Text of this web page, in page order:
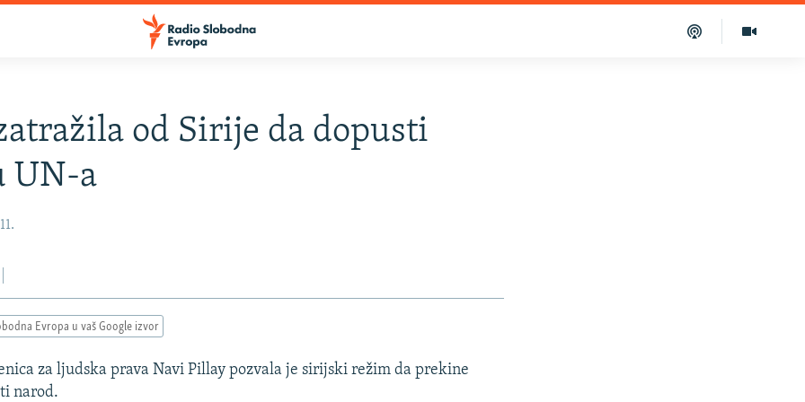
od Sirije da dopusti
UN-a
Evropa u vaš Google izvor
za ljudska prava Navi Pillay pozvala je sirijski režim da prekine
narod.